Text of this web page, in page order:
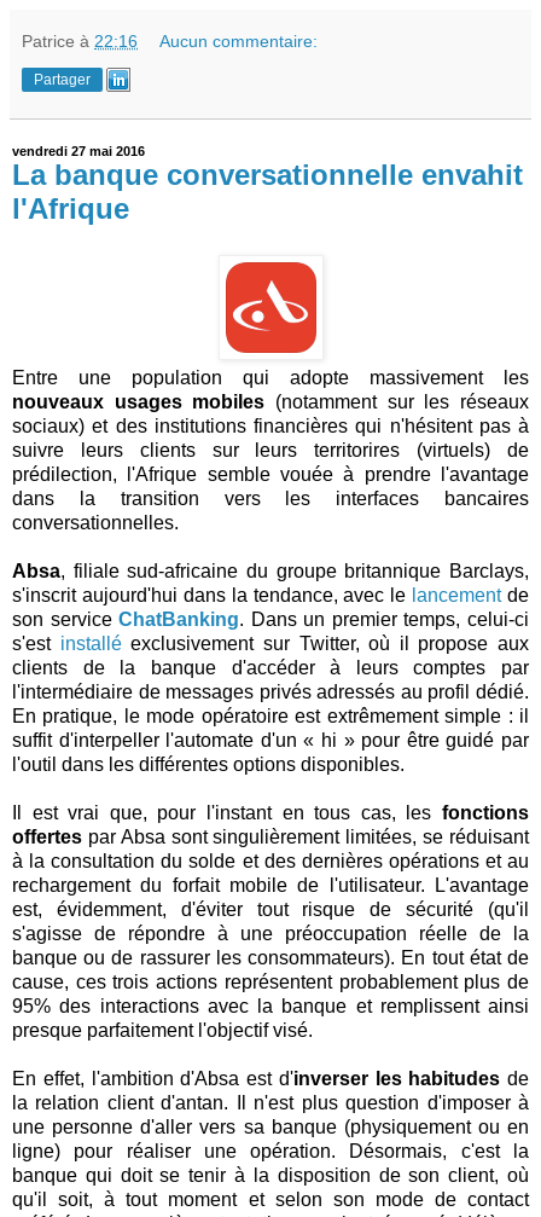
Patrice à 22:16 Aucun commentaire:
Partager
vendredi 27 mai 2016
La banque conversationnelle envahit
l'Afrique
Entre une population qui adopte massivement les
nouveaux usages mobiles (notamment sur les réseaux
sociaux) et des institutions financières qui n'hésitent pas à
suivre leurs clients sur leurs territorires (virtuels) de
prédilection, l'Afrique semble vouée à prendre l'avantage
dans la transition vers les interfaces bancaires
conversationnelles.
Absa, filiale sud-africaine du groupe britannique Barclays,
s'inscrit aujourd'hui dans la tendance, avec le lancementde
son serviceChatBanking. Dans un premier temps, celui-ci
s'est installéexclusivement sur Twitter, où il propose aux
clients de la banque d'accéder à leurs comptes par
l'intermédiaire de messages privés adressés au profil dédié.
En pratique, le mode opératoire est extrêmement simple : il
suffit d'interpeller l'automate d'un « hi » pour être guidé par
l'outil dans les différentes options disponibles.
Il est vrai que, pour l'instant en tous cas, les fonctions
offertes par Absa sont singulièrement limitées, se réduisant
à la consultation du solde et des dernières opérations et au
rechargement du forfait mobile de l'utilisateur. L'avantage
est, évidemment, d'éviter tout risque de sécurité (qu'il
s'agisse de répondre à une préoccupation réelle de la
banque ou de rassurer les consommateurs). En tout état de
cause, ces trois actions représentent probablement plus de
95% des interactions avec la banque et remplissent ainsi
presque parfaitement l'objectif visé.
En effet, l'ambition d'Absa est d'inverser les habitudes de
la relation client d'antan. Il n'est plus question d'imposer à
une personne d'aller vers sa banque (physiquement ou en
ligne) pour réaliser une opération. Désormais, c'est la
banque qui doit se tenir à la disposition de son client, où
qu'il soit, à tout moment et selon son mode de contact